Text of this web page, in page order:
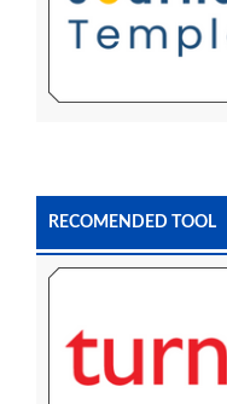
RECOMENDED TOOL